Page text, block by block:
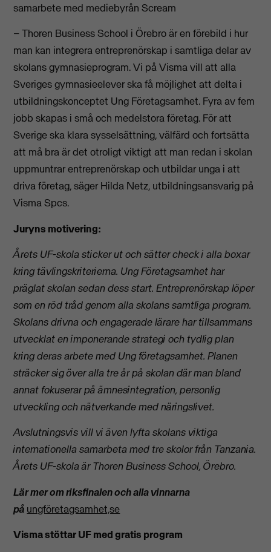
samarbete med mediebyrån Scream
– Thoren Business School i Örebro är en förebild i hur
man kan integrera entreprenörskap i samtliga delar av
skolans gymnasieprogram. Vi på Visma vill att alla
Sveriges gymnasieelever ska få möjlighet att delta i
utbildningskonceptet Ung Företagsamhet. Fyra av fem
jobb skapas i små och medelstora företag. För att
Sverige ska klara sysselsättning, välfärd och fortsätta
att må bra är det otroligt viktigt att man redan i skolan
uppmuntrar entreprenörskap och utbildar unga i att
driva företag, säger Hilda Netz, utbildningsansvarig på
Visma Spcs.
Juryns motivering:
Årets UF-skolasticker ut och sätter check i alla boxar
kring tävlingskriterierna. Ung Företagsamhet har
präglat skolan sedan dess start. Entreprenörskap löper
som en röd tråd genom alla skolans samtliga program.
Skolans drivna och engagerade lärare har tillsammans
utvecklat en imponerande strategi och tydlig plan
kring deras arbete med Ung företagsamhet. Planen
sträcker sig över alla tre år på skolan där man bland
annat fokuserar på ämnesintegration, personlig
utveckling och nätverkande med näringslivet.
Avslutningsvis vill vi även lyfta skolans viktiga
internationella samarbeta med tre skolor från Tanzania.
Årets UF-skola är Thoren Business School, Örebro.
Lär mer om riksfinalen och alla vinnarna
på ungföretagsamhet,se
Visma stöttar UF med gratis program